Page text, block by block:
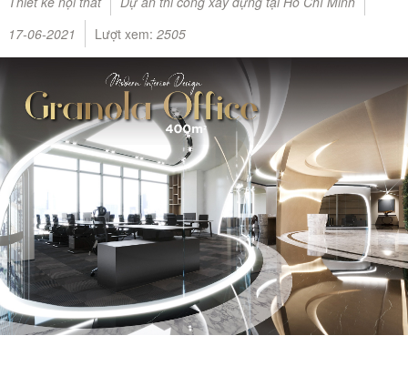
17-06-2021
Lượt xem: 2505